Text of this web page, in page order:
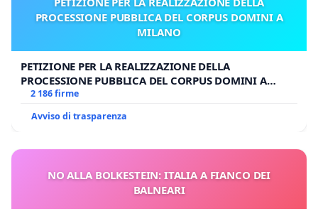
PROCESSIONE PUBBLICA DEL CORPUS DOMINI A
MILANO
PETIZIONE PER LA REALIZZAZIONE DELLA
PROCESSIONE PUBBLICA DEL CORPUS DOMINI A
MILANO
2 186 firme
Avviso di trasparenza
NO ALLA BOLKESTEIN: ITALIA A FIANCO DEI
BALNEARI